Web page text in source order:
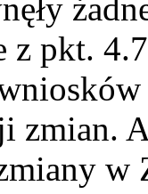
pkt.
zmian.
w